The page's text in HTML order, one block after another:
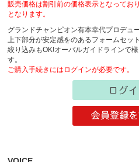
販売価格は割引前の価格表示となってお
となります。
グランドチャンピオン有本幸代プロデュ
上下部分が安定感をのあるフォームセ
絞り込みもOK!オーバルガイドラインで
す。
ご購入手続きにはログインが必要です。